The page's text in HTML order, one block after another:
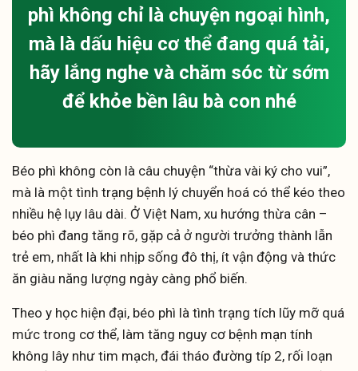
phì không chỉ là chuyện ngoại hình,
mà là dấu hiệu cơ thể đang quá tải,
hãy lắng nghe và chăm sóc từ sớm
để khỏe bền lâu bà con nhé
Béo phì không còn là câu chuyện “thừa vài ký cho vui”,
mà là một tình trạng bệnh lý chuyển hoá có thể kéo theo
nhiều hệ lụy lâu dài. Ở Việt Nam, xu hướng thừa cân –
béo phì đang tăng rõ, gặp cả ở người trưởng thành lẫn
trẻ em, nhất là khi nhịp sống đô thị, ít vận động và thức
ăn giàu năng lượng ngày càng phổ biến.
Theo y học hiện đại, béo phì là tình trạng tích lũy mỡ quá
mức trong cơ thể, làm tăng nguy cơ bệnh mạn tính
không lây như tim mạch, đái tháo đường típ 2, rối loạn